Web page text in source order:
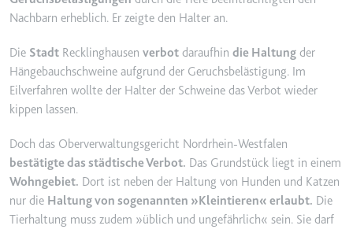
Zweck:
Wird verwendet, um Daten zu
und das Verhalten des Besuchers
zu senden. Erfasst den Besucher
über Geräte und Marketingkanäle
Typ:
HTTP-Cookie
YouTube-Videos zu schätzen.
Typ:
HTTP-Cookie
Anbieter:
youtube.com
Zweck:
Registriert eine eindeutige ID, um
Statistiken der Videos von
YouTube, die der Benutzer
gesehen hat, zu behalten.
Nachbarn erheblich. Er zeigte den Halter an.
Die Stadt Recklinghausen verbot daraufhin die Haltung der
Hängebauchschweine aufgrund der Geruchsbelästigung. Im
Eilverfahren wollte der Halter der Schweine das Verbot wieder
kippen lassen.
Doch das Oberverwaltungsgericht Nordrhein-Westfalen
bestätigte das städtische Verbot. Das Grundstück liegt in einem
Wohngebiet. Dort ist neben der Haltung von Hunden und Katzen
nur die Haltung von sogenannten »Kleintieren« erlaubt. Die
Tierhaltung muss zudem »üblich und ungefährlich« sein. Sie darf